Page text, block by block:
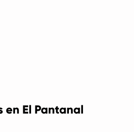
en El Pantanal